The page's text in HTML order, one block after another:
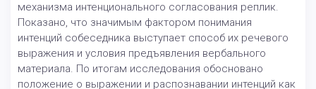
механизма интенционального согласования реплик.
Показано, что значимым фактором понимания
интенций собеседника выступает способ их речевого
выражения и условия предъявления вербального
материала. По итогам исследования обосновано
положение о выражении и распознавании интенций как